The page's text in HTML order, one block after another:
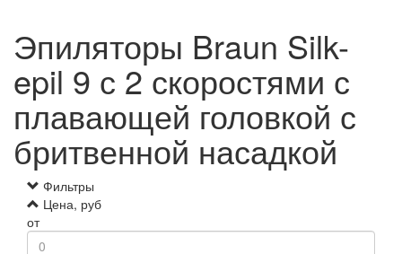
Эпиляторы Braun Silk-
epil 9 с 2 скоростями с
плавающей головкой с
бритвенной насадкой
Фильтры
Цена, руб
от